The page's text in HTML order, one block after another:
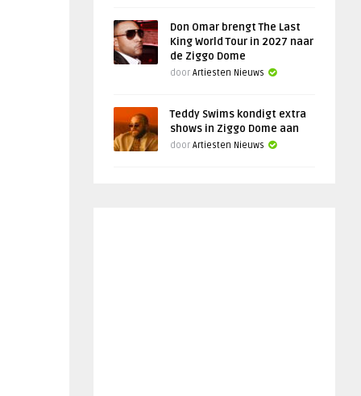
Don Omar brengt The Last
King World Tour in 2027 naar
de Ziggo Dome
door Artiesten Nieuws
Teddy Swims kondigt extra
shows in Ziggo Dome aan
door Artiesten Nieuws